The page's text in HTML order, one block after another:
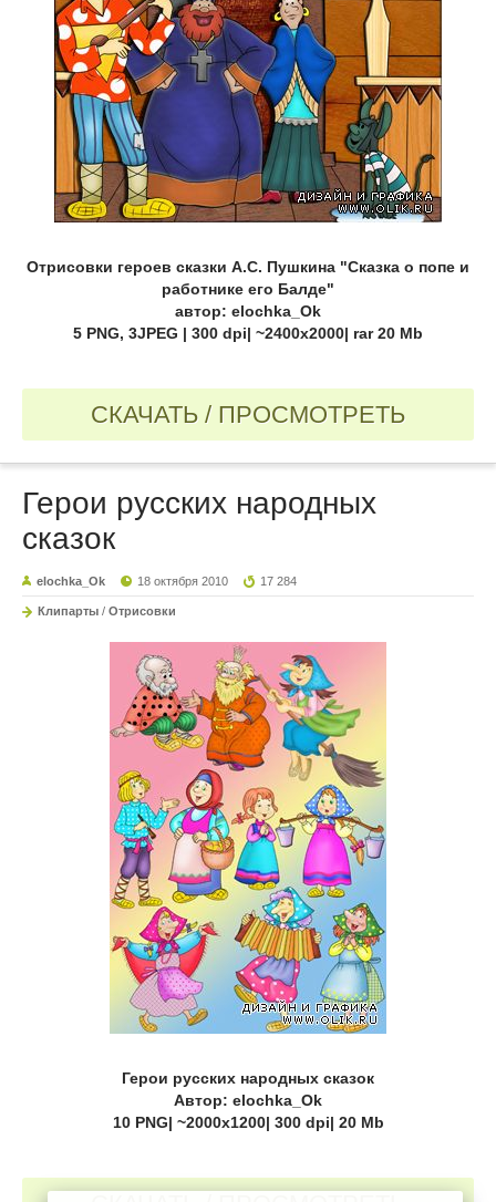
Отрисовки героев сказки А.С. Пушкина "Сказка о попе и
работнике его Балде"
автор: elochka_Ok
5 PNG, 3JPEG | 300 dpi| ~2400x2000| rar 20 Mb
СКАЧАТЬ / ПРОСМОТРЕТЬ
Герои русских народных
сказок
elochka_Ok 18 октября 2010 17 284
Клипарты / Отрисовки
Герои русских народных сказок
Автор: elochka_Ok
10 PNG| ~2000x1200| 300 dpi| 20 Mb